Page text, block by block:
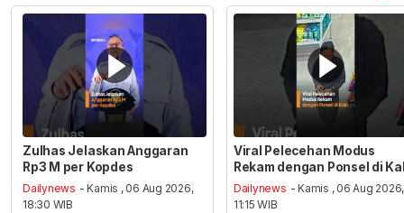
Zulhas Jelaskan Anggaran
Rp3 M per Kopdes
Dailynews - Kamis , 06 Aug 2026,
18:30 WIB
Viral Pelecehan Modus
Rekam dengan Ponsel di
Dailynews - Kamis , 06 Aug 2026,
11:15 WIB